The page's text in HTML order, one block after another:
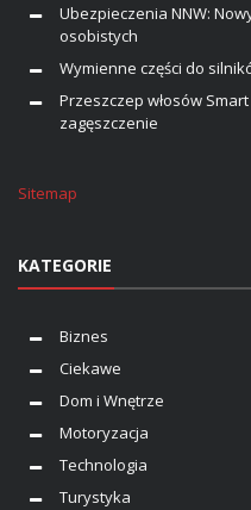
Ubezpieczenia NNW:
osobistych
Wymienne części do
Przeszczep włosów
zagęszczenie
Sitemap
KATEGORIE
Biznes
Ciekawe
Dom i Wnętrze
Motoryzacja
Technologia
Turystyka